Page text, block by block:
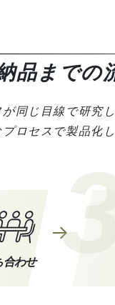
品までの
同じ目線で研究
ロセスで製品化
合わせ